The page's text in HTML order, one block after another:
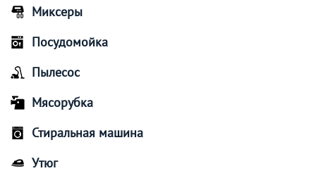
Миксеры
Посудомойка
Пылесос
Мясорубка
Стиральная машина
Утюг